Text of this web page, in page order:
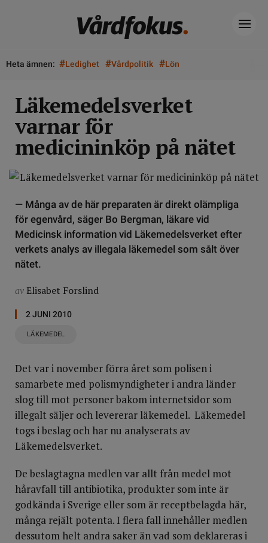
Heta ämnen: #Ledighet #Vårdpolitik #Lön
Läkemedelsverket
varnar för
medicininköp på nätet
— Många av de här preparaten är direkt olämpliga
för egenvård, säger Bo Bergman, läkare vid
Medicinsk information vid Läkemedelsverket efter
verkets analys av illegala läkemedel som sålt över
nätet.
av Elisabet Forslind
2 JUNI 2010
LÄKEMEDEL
Det var i november förra året som polisen i
samarbete med polismyndigheter i andra länder
slog till mot personer bakom internetsidor som
illegalt säljer och levererar läkemedel. Läkemedel
togs i beslag och har nu analyserats av
Läkemedelsverket.
De beslagtagna medlen var allt från medel mot
håravfall till antibiotika, produkter som inte är
godkända i Sverige eller som är receptbelagda här,
många rejält potenta. I flera fall innehåller medlen
dessutom helt andra saker än vad som deklareras i